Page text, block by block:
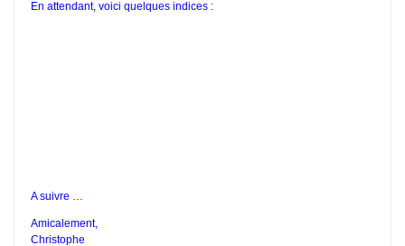
En attendant, voici quelques indices :
A suivre …
Amicalement,
Christophe